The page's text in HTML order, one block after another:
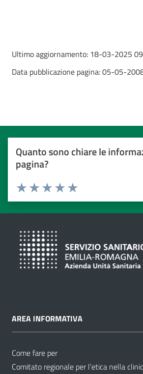
Ultimo aggiornamento: 18-03-2025
Data pubblicazione pagina:05-05-
Quanto sono chiare le
pagina?
Valuta da 1 a 5 stelle
Valuta 5 stelle su 5
Valuta 4 stelle su 5
Valuta 3 stelle su 5
Valuta 2 stelle su 5
Valuta 1 stelle su 5
AREA INFORMATIVA
Come fare per
Comitato regionale per l’etica nella